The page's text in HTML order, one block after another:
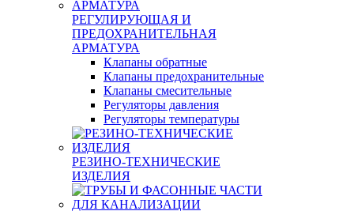
РЕГУЛИРУЮЩАЯ И
ПРЕДОХРАНИТЕЛЬНАЯ
АРМАТУРА
Клапаны обратные
Клапаны предохранительные
Клапаны смесительные
Регуляторы давления
Регуляторы температуры
РЕЗИНО-ТЕХНИЧЕСКИЕ
ИЗДЕЛИЯ